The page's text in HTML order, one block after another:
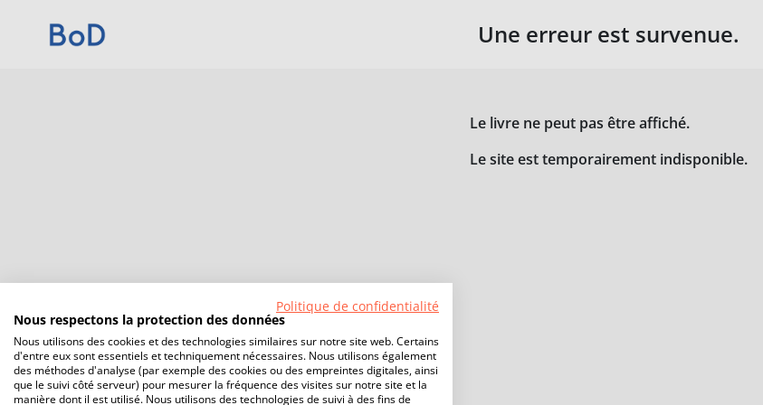
Une erreur est survenue.
Le livre ne peut pas être affiché.
Le site est temporairement indisponible.
Politique de confidentialité
Nous respectons la protection des données
Nous utilisons des cookies et des technologies similaires sur notre site web. Certains
d'entre eux sont essentiels et techniquement nécessaires. Nous utilisons également
des méthodes d'analyse (par exemple des cookies ou des empreintes digitales, ainsi
que le suivi côté serveur) pour mesurer la fréquence des visites sur notre site et la
manière dont il est utilisé. Nous utilisons des technologies de suivi à des fins de